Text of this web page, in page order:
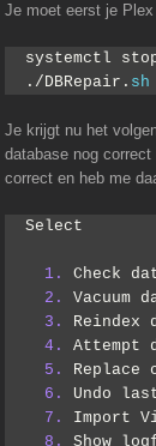
Je moet eerst je
systemctl
./DBRepair. sh
Je krijgt nu het
database nog
correct en heb me
Select
1.
Check
2.
Vacuum
3.
Reindex
4.
Attempt
5.
Replace
6.
Undo
7.
Import
8.
Show